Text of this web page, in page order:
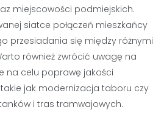
miejscowości podmiejskich.
siatce połączeń mieszkańcy
przesiadania się między różnymi
również zwrócić uwagę na
na celu poprawę jakości
jak modernizacja taboru czy
i tras tramwajowych.